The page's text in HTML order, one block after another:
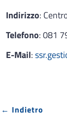
Indirizzo:
Telefono: 081
E-Mail:
← Indietro